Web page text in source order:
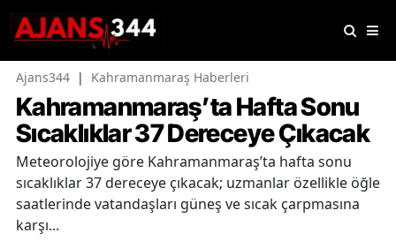
Ajans344 | Kahramanmaraş Haberleri
Kahramanmaraş’ta Hafta Sonu
Sıcaklıklar 37 Dereceye Çıkacak
Meteorolojiye göre Kahramanmaraş’ta hafta sonu
sıcaklıklar 37 dereceye çıkacak; uzmanlar özellikle öğle
saatlerinde vatandaşları güneş ve sıcak çarpmasına
karşı...